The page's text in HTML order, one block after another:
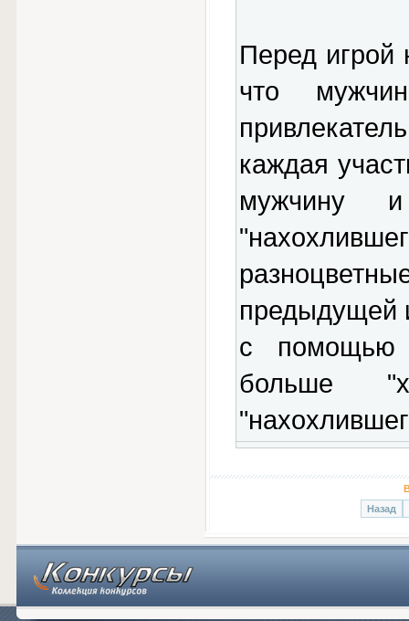
Перед игрой
что
каждая
мужчину
предыдущей
с помощью
больше
Назад